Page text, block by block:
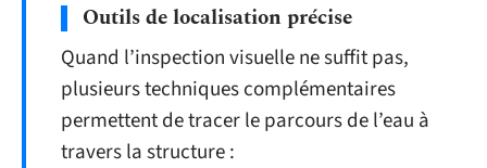
Outils de localisation précise
Quand l’inspection visuelle ne suffit pas,
plusieurs techniques complémentaires
permettent de tracer le parcours de l’eau à
travers la structure :